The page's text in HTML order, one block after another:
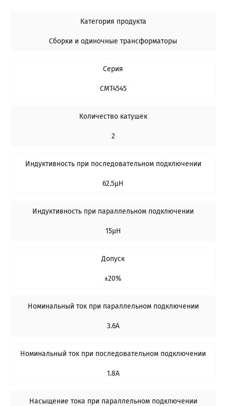
Категория продукта
Сборки и одиночные трансформаторы
Серия
CMT4545
Количество катушек
2
Индуктивность при последовательном подключении
62.5µH
Индуктивность при параллельном подключении
15µH
Допуск
±20%
Номинальный ток при параллельном подключении
3.6A
Номинальный ток при последовательном подключении
1.8A
Насыщение тока при параллельном подключении